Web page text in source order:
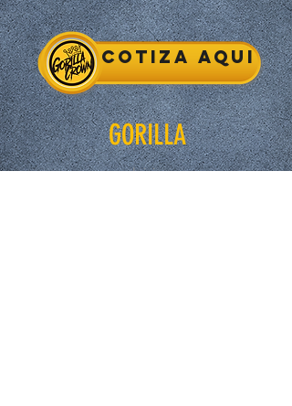
Cotiza aqui
GORILLA
Inicio